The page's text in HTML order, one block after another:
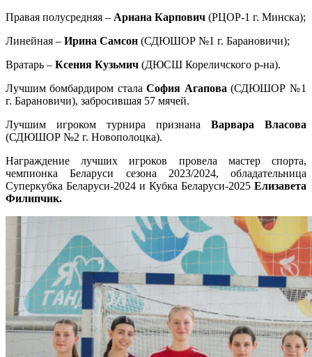
Правая полусредняя – Ариана Карпович (РЦОР-1 г. Минска);
Линейная – Ирина Самсон (СДЮШОР №1 г. Барановичи);
Вратарь – Ксения Кузьмич (ДЮСШ Кореличского р-на).
Лучшим бомбардиром сталаСофия Агапова (СДЮШОР №1
г. Барановичи), забросившая 57 мячей.
Лучшим игроком турнира признана Варвара Власова
(СДЮШОР №2 г. Новополоцка).
Награждение лучших игроков провела мастер спорта,
чемпионка Беларуси сезона 2023/2024, обладательница
Суперкубка Беларуси-2024 и Кубка Беларуси-2025 Елизавета
Филипчик.